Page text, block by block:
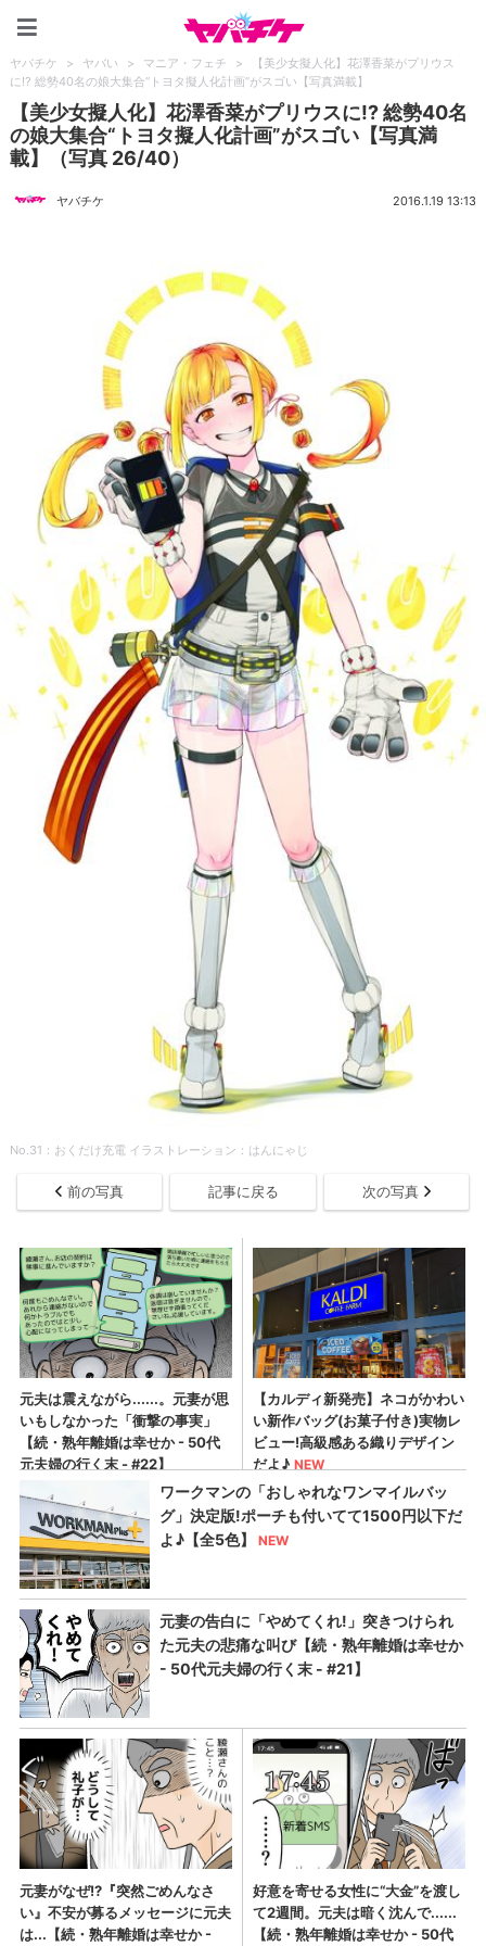
ヤバチケ > ヤバい > マニア・フェチ >
【美少女擬人化】花澤香菜がプリウス
に!? 総勢40名の娘大集合“トヨタ擬人化計画”がスゴい【写真満載】
【美少女擬人化】花澤香菜がプリウスに!? 総勢40名
の娘大集合“トヨタ擬人化計画”がスゴい【写真満
載】（写真 26/40）
ヤバチケ 2016.1.19 13:13
No.31：おくだけ充電 イラストレーション：はんにゃじ
前の写真 記事に戻る 次の写真